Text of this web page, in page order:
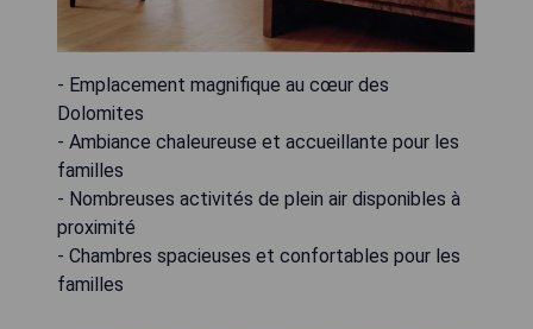
- Emplacement magnifique au cœur des
Dolomites
- Ambiance chaleureuse et accueillante pour les
familles
- Nombreuses activités de plein air disponibles à
proximité
- Chambres spacieuses et confortables pour les
familles